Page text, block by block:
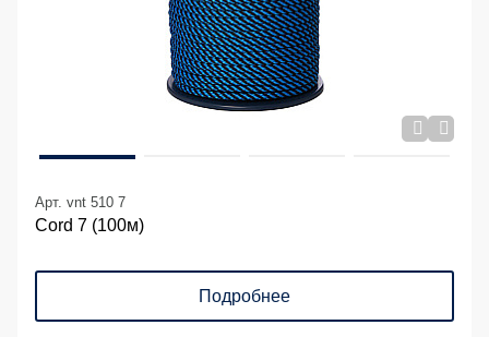
Арт. vnt 510 7
Cord 7 (100м)
Подробнее